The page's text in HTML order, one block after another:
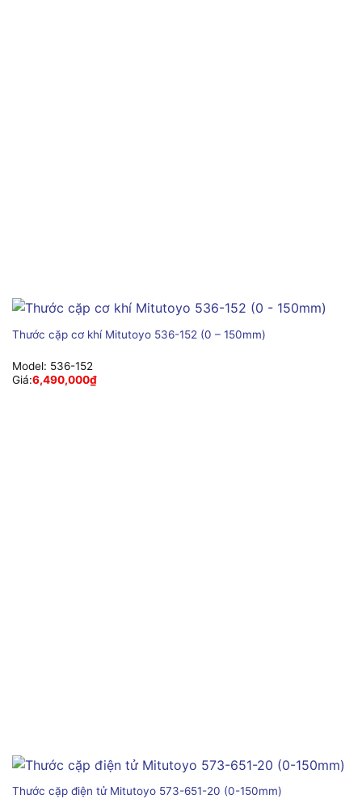
Thước cặp cơ khí Mitutoyo 536-152 (0 – 150mm)
Model: 536-152
Giá:6,490,000₫
Thước cặp điện tử Mitutoyo 573-651-20 (0-150mm)